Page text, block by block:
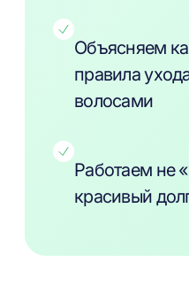
Объясняем
правила
волосами
Работаем не
красивый